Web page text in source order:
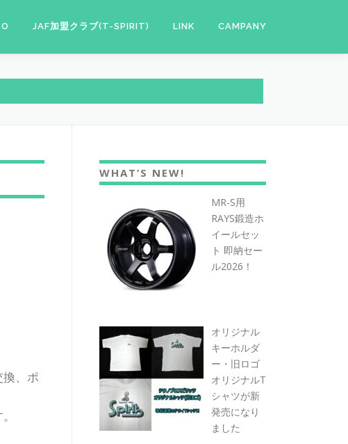
JAF加盟クラブ(T-SPIRIT) LINK CAMPANY
、ポ
WHAT’S NEW!
MR-S用
RAYS鍛造ホ
イールセッ
ト 即納セー
ル2026！
オリジナル
キーホルダ
ー・旧ロゴ
オリジナルT
シャツが新
発売になり
ました